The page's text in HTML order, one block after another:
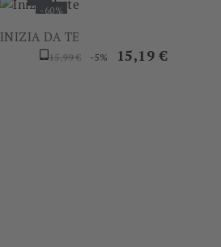
-60%
INIZIA DA TE
Prezzo
15,99 € -5% Prezzo
15,19 €